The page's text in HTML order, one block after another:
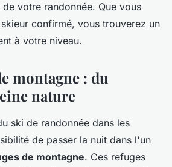
votre randonnée. Que vous
confirmé, vous trouverez un
à votre niveau.
montagne : du
nature
ski de randonnée dans les
de passer la nuit dans l'un
de montagne. Ces refuges